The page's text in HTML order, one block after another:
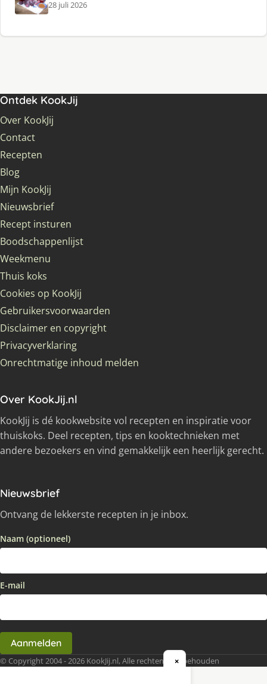
28 juli 2026
Ontdek KookJij
Over KookJij
Contact
Recepten
Blog
Mijn KookJij
Nieuwsbrief
Recept insturen
Boodschappenlijst
Weekmenu
Thuis koks
Cookies op KookJij
Gebruikersvoorwaarden
Disclaimer en copyright
Privacyverklaring
Onrechtmatige inhoud melden
Over KookJij.nl
KookJij is dé kookwebsite vol recepten en inspiratie voor
thuiskoks. Deel recepten, tips en kooktechnieken met
andere bezoekers en vind gemakkelijk een heerlijk gerecht.
Nieuwsbrief
Ontvang de lekkerste recepten in je inbox.
Naam (optioneel)
E-mail
Aanmelden
© Copyright 2004 - 2026 KookJij.nl, Alle rechten voorbehouden
×